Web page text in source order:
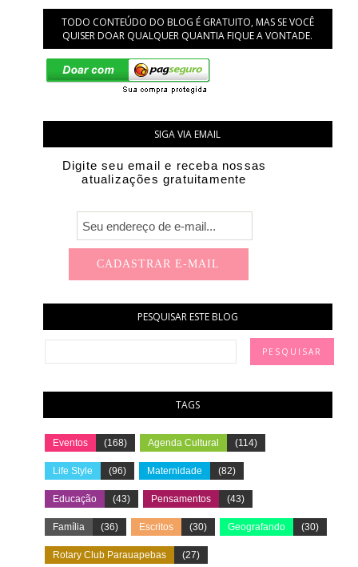
TODO CONTEÚDO DO BLOG É GRATUITO, MAS SE VOCÊ
QUISER DOAR QUALQUER QUANTIA FIQUE A VONTADE.
SIGA VIA EMAIL
Digite seu email e receba nossas
atualizações gratuitamente
PESQUISAR ESTE BLOG
TAGS
Eventos (168) Agenda Cultural (114)
Life Style (96) Maternidade (82)
Educação (43) Pensamentos (43)
Família (36) Escritos (30) Geografando (30)
Rotary Club Parauapebas (27)